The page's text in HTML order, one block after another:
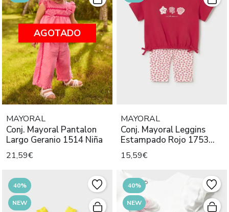
AGOTADO
MAYORAL
Conj. Mayoral Pantalon
Largo Geranio 1514 Niña
21,59€
MAYORAL
Conj. Mayoral Leggins
Estampado Rojo 1753
Niña
15,59€
40%
NEW
40%
NEW